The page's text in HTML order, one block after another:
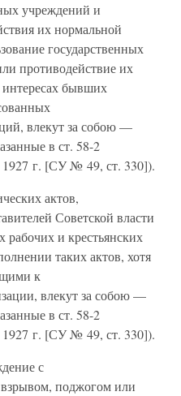
учреждений и
их нормальной
государственных
противодействие их
интересах бывших
влекут за собою —
в ст. 58-2
1927 г. [СУ № 49, ст. 330]).
актов,
Советской власти
и крестьянских
таких актов, хотя
к
влекут за собою —
в ст. 58-2
1927 г. [СУ № 49, ст. 330]).
с
поджогом или